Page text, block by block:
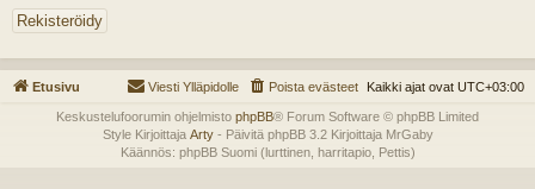
Rekisteröidy
Etusivu Kaikki ajat ovat UTC+03:00
Poista evästeet
Viesti Ylläpidolle
Keskustelufoorumin ohjelmisto phpBB® Forum Software © phpBB Limited
Style Kirjoittaja Arty- Päivitä phpBB 3.2 Kirjoittaja MrGaby
Käännös: phpBB Suomi (lurttinen, harritapio, Pettis)